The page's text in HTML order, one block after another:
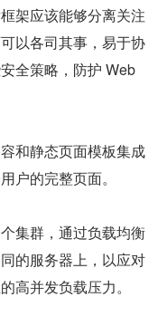
架应该能够分离关注
以各司其事，易于协
全策略，防护 Web
和静态页面模板集成
户的完整页面。
集群，通过负载均衡
的服务器上，以应对
高并发负载压力。